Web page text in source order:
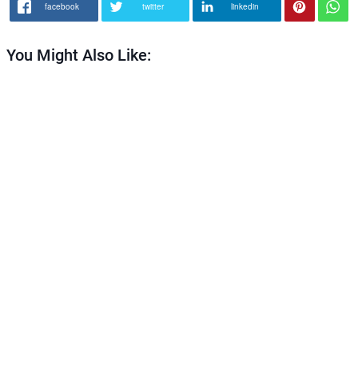
facebook twitter linkedin
You Might Also Like: